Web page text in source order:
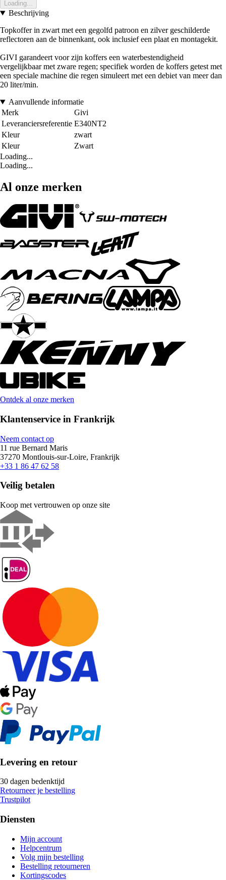
Loading...
Beschrijving
Topkoffer in zwart met een gegolfd patroon en zilver geschilderde
reflectoren aan de binnenkant, ook inclusief een plaat en montagekit.
GIVI garandeert voor zijn koffers een waterbestendigheid
vergelijkbaar met zware regen; specifiek worden de koffers getest met
een speciale machine die regen simuleert met een debiet van meer dan
20 liter/min.
Aanvullende informatie
Merk
Givi
Leveranciersreferentie E340NT2
Kleur
zwart
Kleur
Zwart
Loading...
Loading...
Al onze merken
Ontdek al onze merken
Klantenservice in Frankrijk
Neem contact op
11 rue Bernard Maris
37270 Montlouis-sur-Loire, Frankrijk
+33 1 86 47 62 58
Veilig betalen
Koop met vertrouwen op onze site
Levering en retour
30 dagen bedenktijd
Retourneer je bestelling
Trustpilot
Diensten
Mijn account
Helpcentrum
Volg mijn bestelling
Bestelling retourneren
Kortingscodes